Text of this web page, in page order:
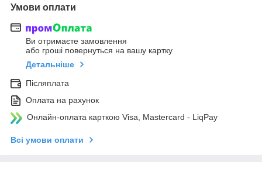
Умови оплати
Ви отримаєте замовлення
або гроші повернуться на вашу картку
Детальніше
Післяплата
Оплата на рахунок
Онлайн-оплата карткою Visa, Mastercard - LiqPay
Всі умови оплати